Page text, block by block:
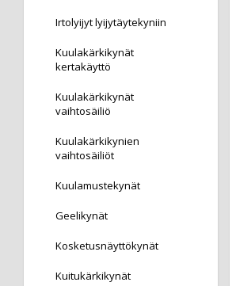
Irtolyijyt lyijytäytekyniin
Kuulakärkikynät
kertakäyttö
Kuulakärkikynät
vaihtosäiliö
Kuulakärkikynien
vaihtosäiliöt
Kuulamustekynät
Geelikynät
Kosketusnäyttökynät
Kuitukärkikynät